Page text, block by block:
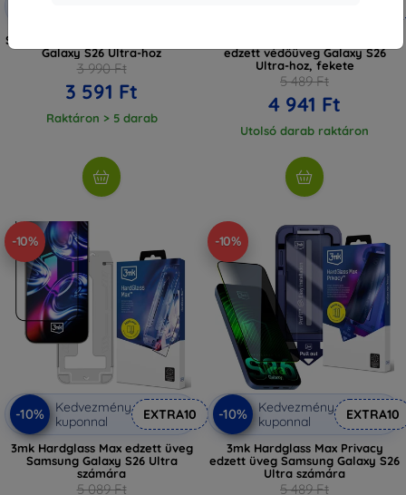
Samsung by Mobeen edzett üveg
Galaxy S26 Ultra-hoz
3 990 Ft
3 591 Ft
Raktáron > 5 darab
edzett védőüveg Galaxy S26
Ultra-hoz, fekete
5 489 Ft
4 941 Ft
Utolsó darab raktáron
-10%
-10%
Kedvezmény
kuponnal
EXTRA10
3mk Hardglass Max edzett üveg
Samsung Galaxy S26 Ultra
számára
5 089 Ft
-10%
-10%
Kedvezmény
kuponnal
EXTRA10
3mk Hardglass Max Privacy
edzett üveg Samsung Galaxy S26
Ultra számára
5 489 Ft